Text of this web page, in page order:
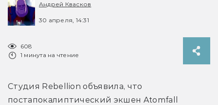
Андрей Квасков
30 апреля, 14:31
608
1 минута на чтение
Студия Rebellion объявила, что
постапокалиптический экшен Atomfall